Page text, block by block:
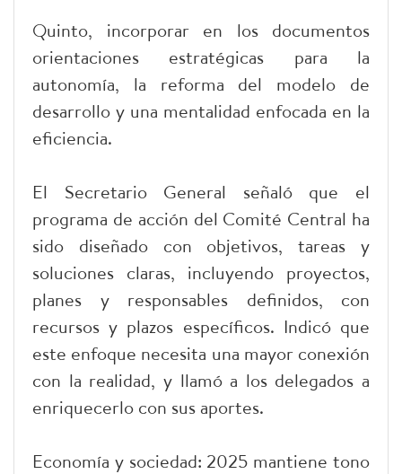
Quinto, incorporar en los documentos
orientaciones estratégicas para la
autonomía, la reforma del modelo de
desarrollo y una mentalidad enfocada en la
eficiencia.
El Secretario General señaló que el
programa de acción del Comité Central ha
sido diseñado con objetivos, tareas y
soluciones claras, incluyendo proyectos,
planes y responsables definidos, con
recursos y plazos específicos. Indicó que
este enfoque necesita una mayor conexión
con la realidad, y llamó a los delegados a
enriquecerlo con sus aportes.
Economía y sociedad: 2025 mantiene tono